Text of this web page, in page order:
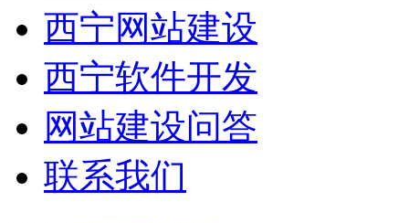
西宁网站建设
西宁软件开发
网站建设问答
联系我们